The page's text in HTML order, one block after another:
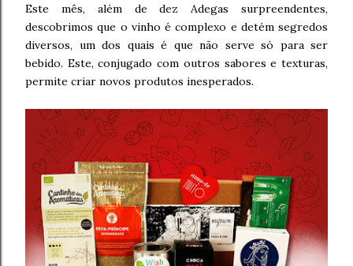
Este mês, além de dez Adegas surpreendentes,
descobrimos que o vinho é complexo e detém segredos
diversos, um dos quais é que não serve só para ser
bebido. Este, conjugado com outros sabores e texturas,
permite criar novos produtos inesperados.